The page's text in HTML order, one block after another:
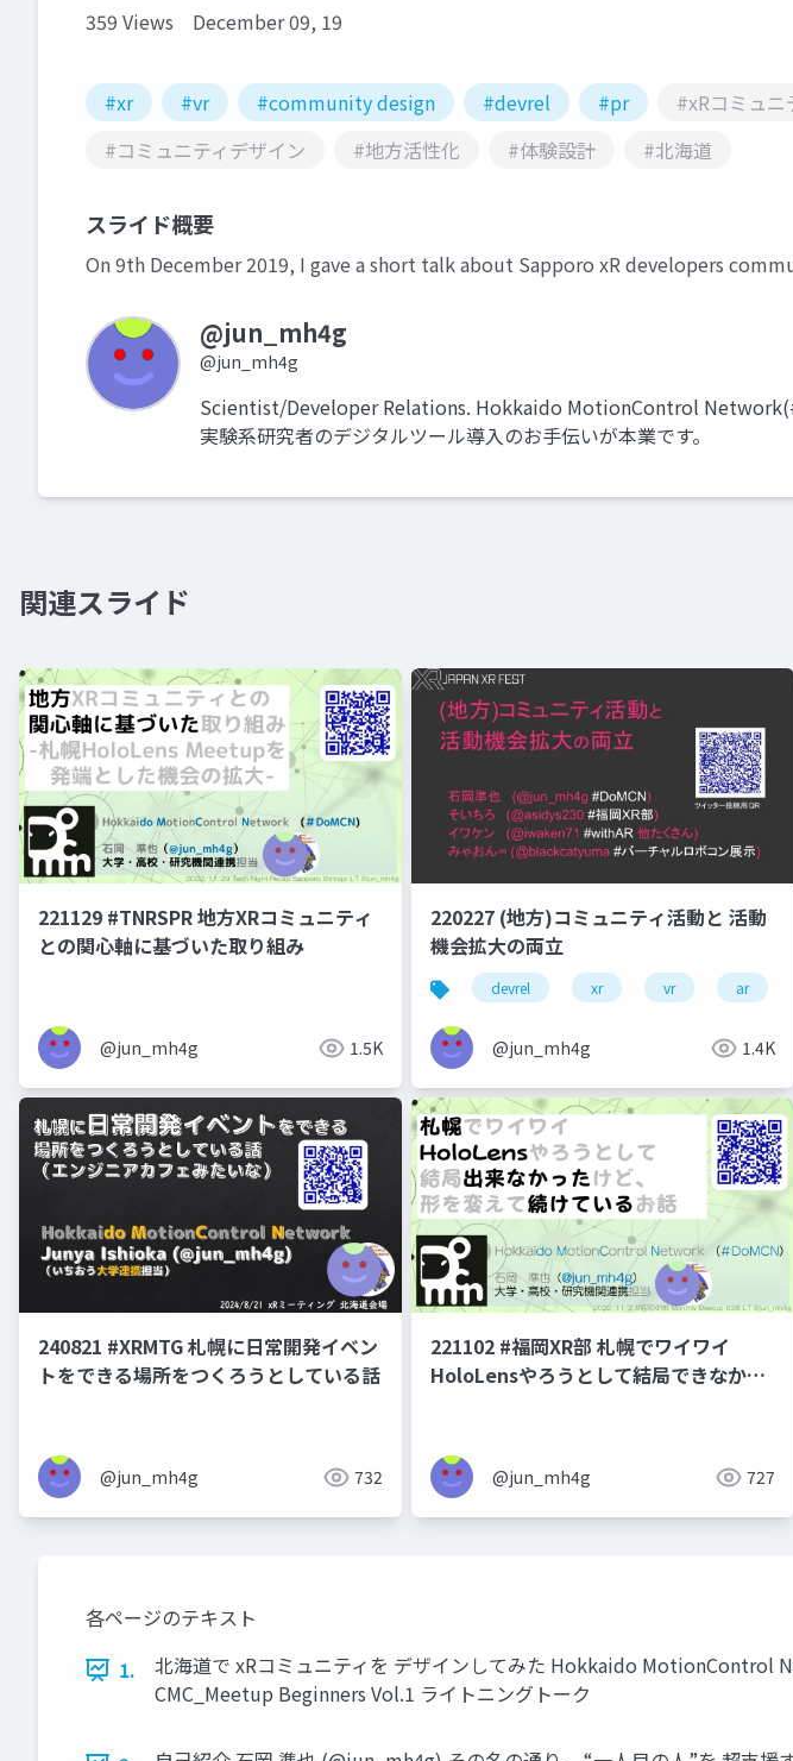
359 Views December 09, 19
#xr #vr #community design #devrel #pr
#xRコミュニ
#コミュニティデザイン
#地方活性化 #体験設計 #北海道
スライド概要
On 9th December 2019, I gave a short talk about Sapporo xR developers
@jun_mh4g
@jun_mh4g
Scientist/Developer Relations. Hokkaido MotionControl
実験系研究者のデジタルツール導入のお手伝いが本業です。
関連スライド
221129 #TNRSPR 地方XRコミュニティ
との関心軸に基づいた取り組み
@jun_mh4g 1.5K
220227 (地方)コミュニティ活動と 活動
機会拡大の両立
devrel xr vr ar
@jun_mh4g 1.4K
240821 #XRMTG 札幌に日常開発イベン
トをできる場所をつくろうとしている話
@jun_mh4g 732
221102 #福岡XR部 札幌でワイワイ
HoloLensやろうとして結局できなかっ
@jun_mh4g 727
各ページのテキスト
1.
北海道で xRコミュニティを デザインしてみた Hokkaido
CMC_Meetup Beginners Vol.1 ライトニングトーク